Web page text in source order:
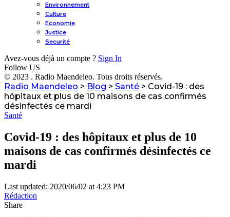
Environnement
Culture
Economie
Justice
Securité
Avez-vous déjà un compte ? Sign In
Follow US
© 2023 . Radio Maendeleo. Tous droits réservés.
Radio Maendeleo > Blog > Santé > Covid-19 : des
hôpitaux et plus de 10 maisons de cas confirmés
désinfectés ce mardi
Santé
Covid-19 : des hôpitaux et plus de 10
maisons de cas confirmés désinfectés ce
mardi
Last updated: 2020/06/02 at 4:23 PM
Rédaction
Share